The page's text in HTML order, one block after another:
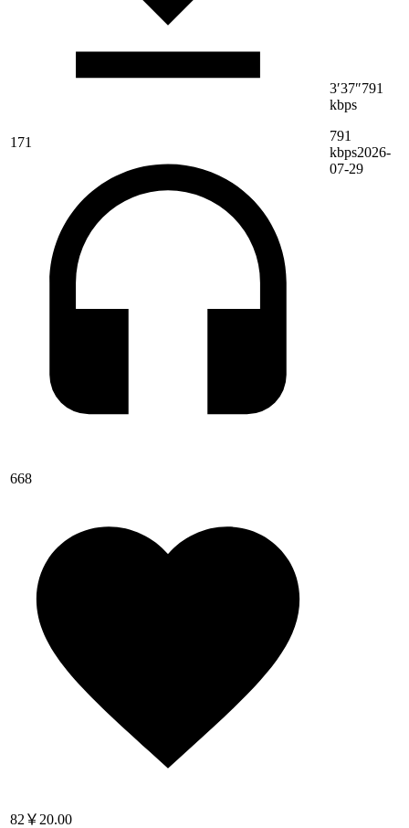
171
668
82 ￥20.00
3′37″791
kbps
791
kbps2026-
07-29